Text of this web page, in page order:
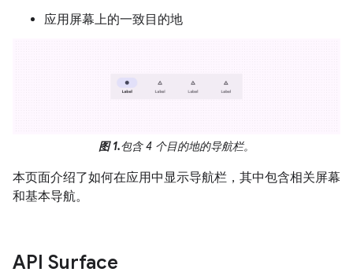
应用屏幕上的一致目的地
图 1.包含 4 个目的地的导航栏。
本页面介绍了如何在应用中显示导航栏，其中包含相关屏幕
和基本导航。
API Surface